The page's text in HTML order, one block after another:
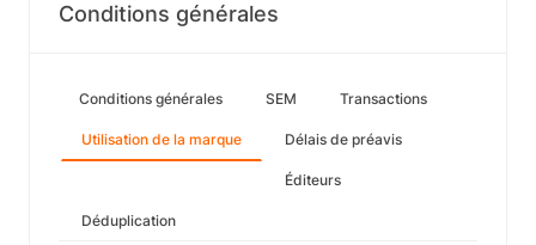
Conditions générales
Conditions générales SEM Transactions
Utilisation de la marque Délais de préavis
Éditeurs
Déduplication